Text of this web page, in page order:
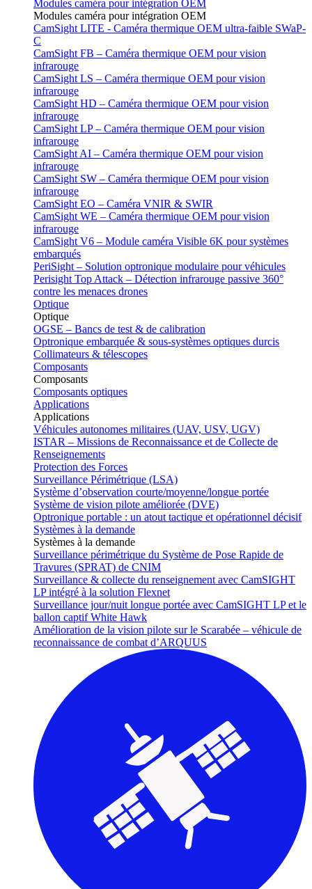
Modules caméra pour intégration OEM
Modules caméra pour intégration OEM
CamSight LITE - Caméra thermique OEM ultra-faible SWaP-
C
CamSight FB – Caméra thermique OEM pour vision
infrarouge
CamSight LS – Caméra thermique OEM pour vision
infrarouge
CamSight HD – Caméra thermique OEM pour vision
infrarouge
CamSight LP – Caméra thermique OEM pour vision
infrarouge
CamSight AI – Caméra thermique OEM pour vision
infrarouge
CamSight SW – Caméra thermique OEM pour vision
infrarouge
CamSight EO – Caméra VNIR & SWIR
CamSight WE – Caméra thermique OEM pour vision
infrarouge
CamSight V6 – Module caméra Visible 6K pour systèmes
embarqués
PeriSight – Solution optronique modulaire pour véhicules
Perisight Top Attack – Détection infrarouge passive 360°
contre les menaces drones
Optique
Optique
OGSE – Bancs de test & de calibration
Optronique embarquée & sous-systèmes optiques durcis
Collimateurs & télescopes
Composants
Composants
Composants optiques
Applications
Applications
Véhicules autonomes militaires (UAV, USV, UGV)
ISTAR – Missions de Reconnaissance et de Collecte de
Renseignements
Protection des Forces
Surveillance Périmétrique (LSA)
Système d’observation courte/moyenne/longue portée
Système de vision pilote améliorée (DVE)
Optronique portable : un atout tactique et opérationnel décisif
Systèmes à la demande
Systèmes à la demande
Surveillance périmétrique du Système de Pose Rapide de
Travures (SPRAT) de CNIM
Surveillance & collecte du renseignement avec CamSIGHT
LP intégré à la solution Flexnet
Surveillance jour/nuit longue portée avec CamSIGHT LP et le
ballon captif White Hawk
Amélioration de la vision pilote sur le Scarabée – véhicule de
reconnaissance de combat d’ARQUUS